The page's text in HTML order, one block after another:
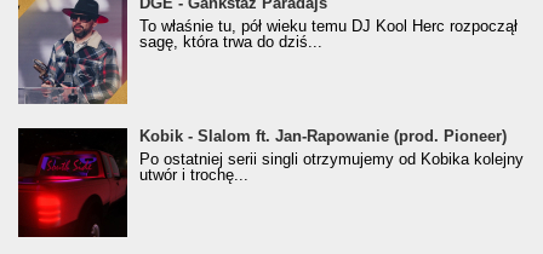
Klasyczny/Trueschoolowy Album Roku
(Popkillery 2023)To właśnie tu, pół wieku temu DJ Kool Herc rozpoczął
sagę, która trwa do dziś...
Kobik - Slalom ft. Jan-Rapowanie (prod. Pioneer)
[Official Music Visualiser]
Kobik - Slalom ft. Jan-Rapowanie (prod. Pioneer)
Po ostatniej serii singli otrzymujemy od Kobika kolejny
utwór i trochę...